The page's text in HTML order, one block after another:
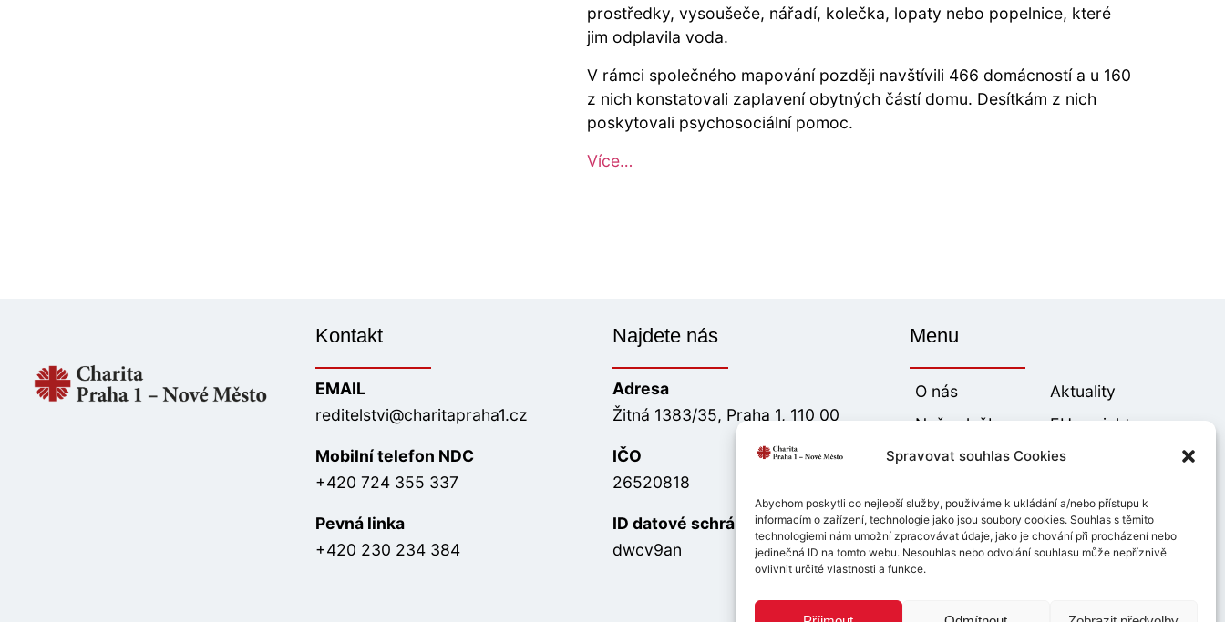
Spravovat souhlas Cookies
Abychom poskytli co nejlepší služby, používáme k ukládání a/nebo přístupu k
informacím o zařízení, technologie jako jsou soubory cookies. Souhlas s těmito
technologiemi nám umožní zpracovávat údaje, jako je chování při procházení nebo
jedinečná ID na tomto webu. Nesouhlas nebo odvolání souhlasu může nepříznivě
ovlivnit určité vlastnosti a funkce.
prostředky, vysoušeče, nářadí, kolečka, lopaty nebo popelnice, které
jim odplavila voda.
V rámci společného mapování později navštívili 466 domácností a u 160
z nich konstatovali zaplavení obytných částí domu. Desítkám z nich
poskytovali psychosociální pomoc.
Více…
Kontakt
EMAIL
reditelstvi@charitapraha1.cz
Mobilní telefon NDC
+420 724 355 337
Pevná linka
+420 230 234 384
Najdete nás
Adresa
Žitná 1383/35, Praha 1, 110 00
IČO
26520818
ID datové schránky
dwcv9an
Menu
O nás
Aktuality
Naše služby
EU projekty
Naše historie
Výroční zprávy
Chcete pomoci
Podporují nás